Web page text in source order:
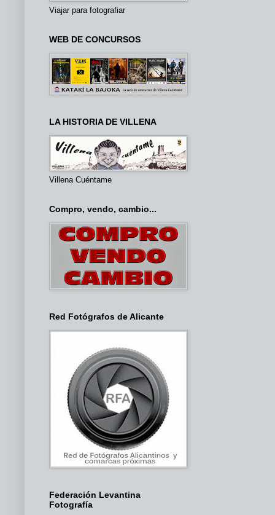
Viajar para fotografiar
WEB DE CONCURSOS
LA HISTORIA DE VILLENA
Villena Cuéntame
Compro, vendo, cambio...
Red Fotógrafos de Alicante
Federación Levantina
Fotografía